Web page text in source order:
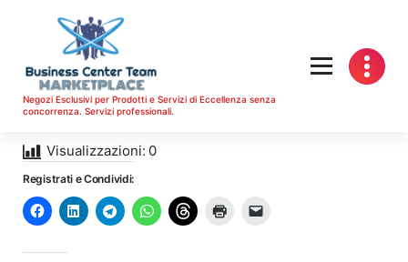
contenuto
Negozi Esclusivi per Prodotti e Servizi di Eccellenza senza
concorrenza. Servizi professionali.
Visualizzazioni: 0
Registrati e Condividi: